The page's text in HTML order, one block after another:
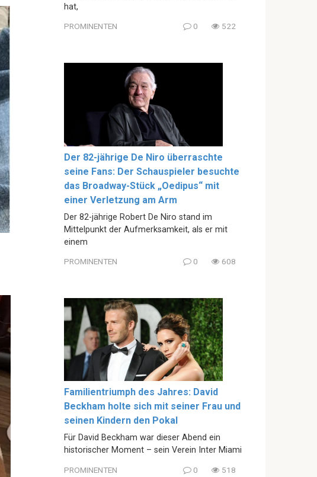
hat,
PROMINENTEN 0 522
Der 82-jährige De Niro überraschte
seine Fans: Der Schauspieler besuchte
das Broadway-Stück „Oedipus“ mit
einer Verletzung am Arm
Der 82-jährige Robert De Niro stand im
Mittelpunkt der Aufmerksamkeit, als er mit
einem
PROMINENTEN 0 608
Familientriumph des Jahres: David
Beckham holte sich mit seiner Frau und
seinen Kindern den Pokal
Für David Beckham war dieser Abend ein
historischer Moment – sein Verein Inter Miami
PROMINENTEN 0 518